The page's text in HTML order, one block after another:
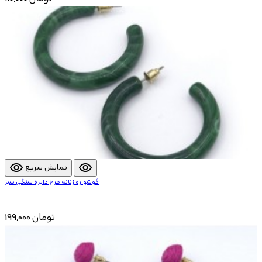
visibility نمایش سریع visibility
گوشواره زنانه طرح دایره سنگی سبز
199,000 تومان